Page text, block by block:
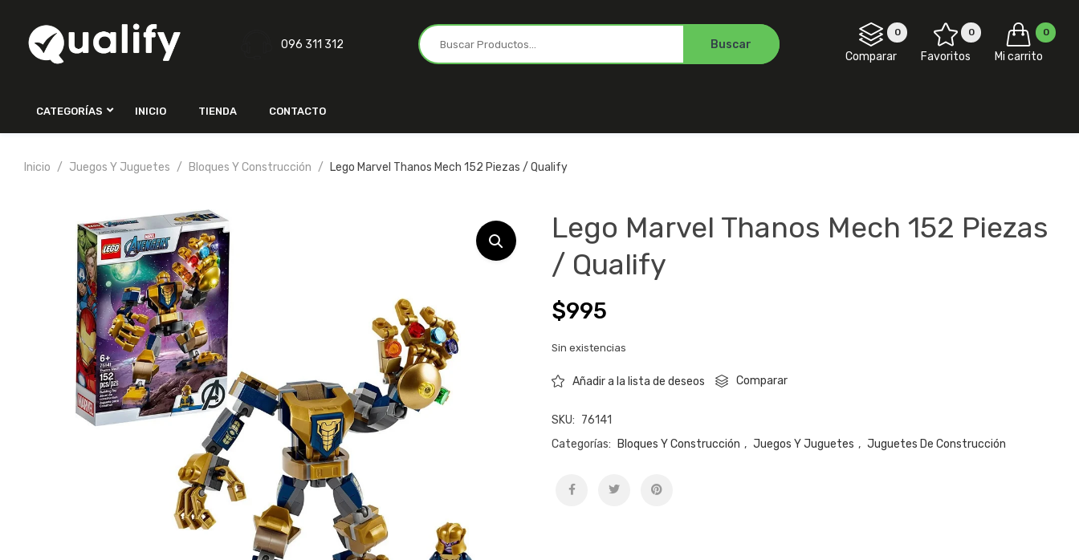
096 311 312
0
Comparar
0
Favoritos
0
Mi carrito
CATEGORÍAS INICIO TIENDA CONTACTO
Inicio Juegos Y Juguetes Bloques Y Construcción Lego Marvel Thanos Mech 152 Piezas / Qualify
Lego Marvel Thanos Mech 152 Piezas
/ Qualify
$995
Sin existencias
Añadir a la lista de deseos Comparar
SKU: 76141
Categorías:
Bloques Y Construcción , Juegos Y Juguetes , Juguetes De Construcción